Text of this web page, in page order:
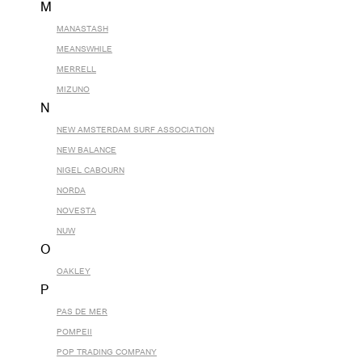
M
MANASTASH
MEANSWHILE
MERRELL
MIZUNO
N
NEW AMSTERDAM SURF ASSOCIATION
NEW BALANCE
NIGEL CABOURN
NORDA
NOVESTA
NUW
O
OAKLEY
P
PAS DE MER
POMPEII
POP TRADING COMPANY